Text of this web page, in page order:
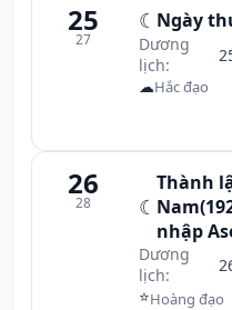
25
27
☾ Ngày
Dương
lịch:
☁Hắc đạo
26
28 ☾
Thành
nhập
Dương
lịch:
⭐Hoàng đạo